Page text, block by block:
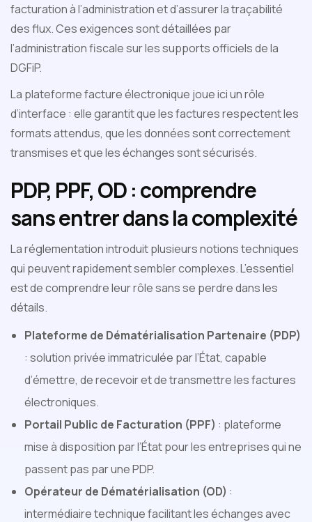
facturation à l’administration et d’assurer la traçabilité
des flux. Ces exigences sont détaillées par
l’administration fiscale sur les supports officiels de la
DGFiP.
La plateforme facture électronique joue ici un rôle
d’interface : elle garantit que les factures respectent les
formats attendus, que les données sont correctement
transmises et que les échanges sont sécurisés.
PDP, PPF, OD : comprendre
sans entrer dans la complexité
La réglementation introduit plusieurs notions techniques
qui peuvent rapidement sembler complexes. L’essentiel
est de comprendre leur rôle sans se perdre dans les
détails.
Plateforme de Dématérialisation Partenaire (PDP)
: solution privée immatriculée par l’État, capable
d’émettre, de recevoir et de transmettre les factures
électroniques.
Portail Public de Facturation (PPF) : plateforme
mise à disposition par l’État pour les entreprises qui ne
passent pas par une PDP.
Opérateur de Dématérialisation (OD) :
intermédiaire technique facilitant les échanges avec